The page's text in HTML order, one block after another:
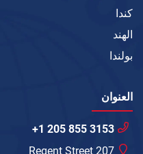
كندا
الهند
بولندا
العنوان
+1 205 855 3153
207 Regent Street